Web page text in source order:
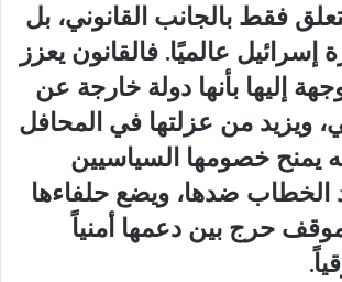
تتعلق فقط بالجانب القانوني، بل
إسرائيل عالميًا. فالقانون يعزز
إليها بأنها دولة خارجة عن
ويزيد من عزلتها في المحافل
يمنح خصومها السياسيين
ضدها، ويضع حلفاءها
حرج بين دعمها أمنياً